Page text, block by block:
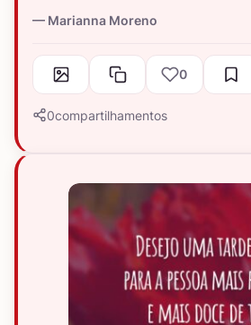
Marianna Moreno
0
0compartilhamentos